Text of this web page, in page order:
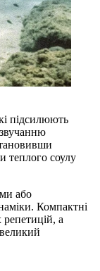
підсилюють
теплого соулу
або
Компактні
репетицій, а